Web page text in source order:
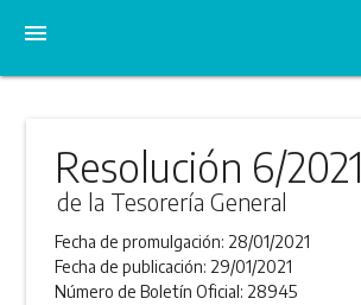
menu
Resolución 6/2021
de la Tesorería General
Fecha de promulgación: 28/01/2021
Fecha de publicación: 29/01/2021
Número de Boletín Oficial: 28945